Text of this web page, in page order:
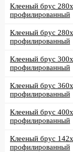
Клееный брус
профилированный
Клееный брус
профилированный
Клееный брус
профилированный
Клееный брус
профилированный
Клееный брус
профилированный
Клееный брус
профилированный